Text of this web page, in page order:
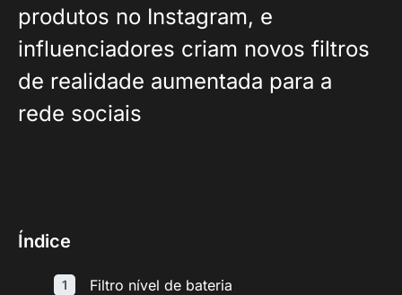
produtos no Instagram, e
influenciadores criam novos filtros
de realidade aumentada para a
rede sociais
Índice
Filtro nível de bateria